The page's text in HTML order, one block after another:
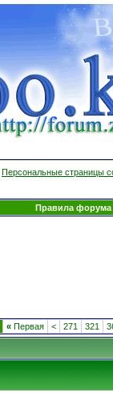
Персональные страницы
Правила форума
« Первая < 271 321